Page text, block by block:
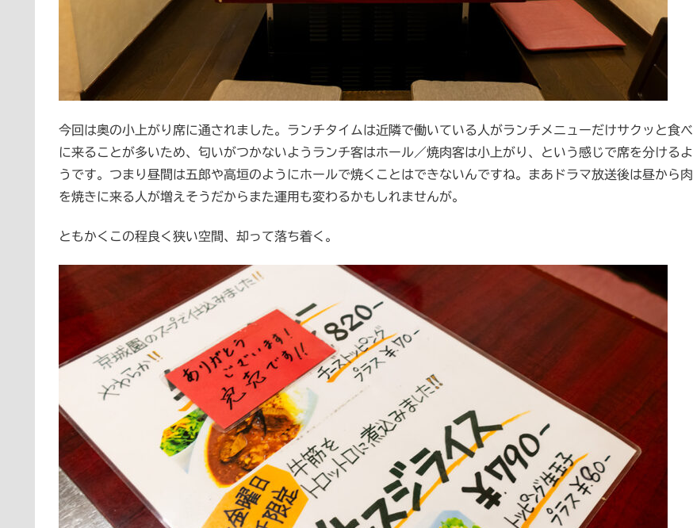
今回は奥の小上がり席に通されました。ランチタイムは近隣で働いている人がランチメニューだけサクッと食べ
に来ることが多いため、匂いがつかないようランチ客はホール／焼肉客は小上がり、という感じで席を分けるよ
うです。つまり昼間は五郎や高垣のようにホールで焼くことはできないんですね。まあドラマ放送後は昼から肉
を焼きに来る人が増えそうだからまた運用も変わるかもしれませんが。
ともかくこの程良く狭い空間、却って落ち着く。